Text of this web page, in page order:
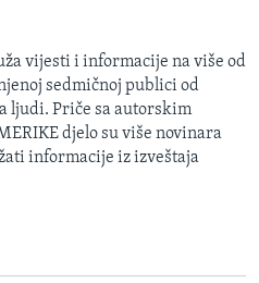
vijesti i informacije na više od
sedmičnoj publici od
ljudi. Priče sa autorskim
djelo su više novinara
informacije iz izveštaja